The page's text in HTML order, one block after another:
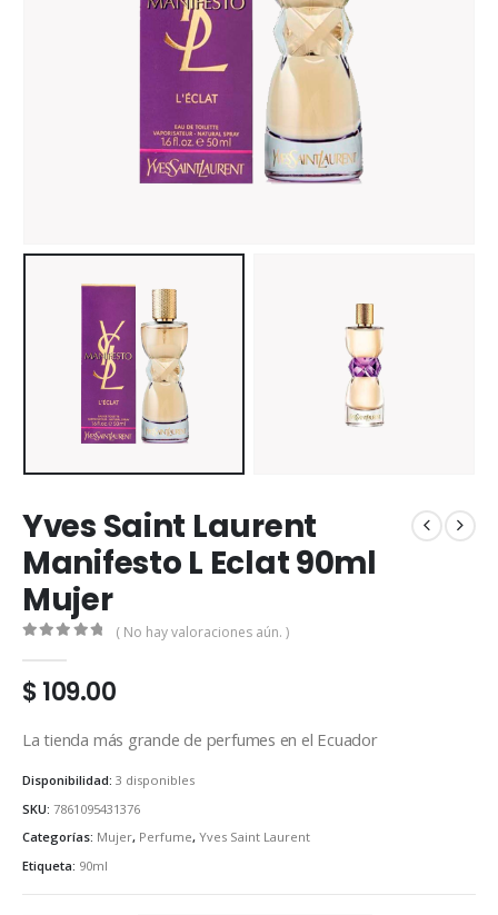
Yves Saint Laurent
Manifesto L Eclat 90ml
Mujer
( No hay valoraciones aún. )
$109.00
La tienda más grande de perfumes en el Ecuador
Disponibilidad: 3 disponibles
SKU: 7861095431376
Categorías: Mujer, Perfume, Yves Saint Laurent
Etiqueta: 90ml